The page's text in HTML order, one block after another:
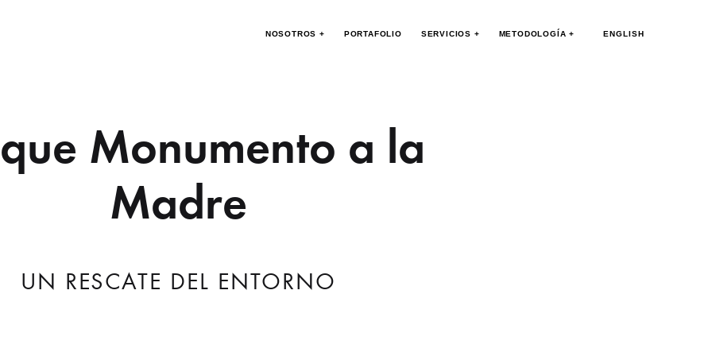
NOSOTROS + PORTAFOLIO SERVICIOS + METODOLOGÍA + ENGLISH
Monumento a la
Madre
UN RESCATE DEL ENTORNO